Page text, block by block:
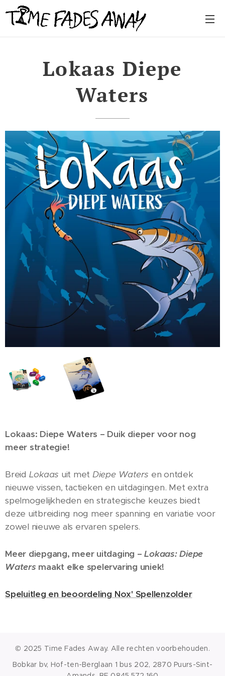
Lokaas Diepe
Waters
Lokaas: Diepe Waters – Duik dieper voor nog
meer strategie!
Breid Lokaas uit met Diepe Waters en ontdek
nieuwe vissen, tactieken en uitdagingen. Met extra
spelmogelijkheden en strategische keuzes biedt
deze uitbreiding nog meer spanning en variatie voor
zowel nieuwe als ervaren spelers.
Meer diepgang, meer uitdaging –Lokaas: Diepe
Waters maakt elke spelervaring uniek!
Speluitleg en beoordeling Nox' Spellenzolder
© 2025 Time Fades Away. Alle rechten voorbehouden.
Bobkar bv, Hof-ten-Berglaan 1 bus 202, 2870 Puurs-Sint-